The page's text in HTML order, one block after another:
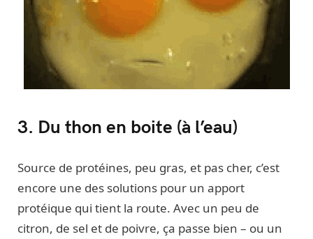
3. Du thon en boite (à l’eau)
Source de protéines, peu gras, et pas cher, c’est
encore une des solutions pour un apport
protéique qui tient la route. Avec un peu de
citron, de sel et de poivre, ça passe bien – ou un